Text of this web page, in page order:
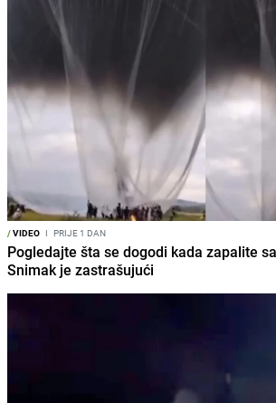
/VIDEO I PRIJE 1 DAN
Pogledajte šta se dogodi kada zapalite
Snimak je zastrašujući